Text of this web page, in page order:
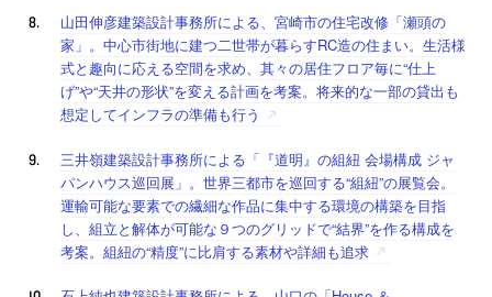
山田伸彦建築設計事務所による、宮崎市の住宅改修「瀬頭の
家」。中心市街地に建つ二世帯が暮らすRC造の住まい。生活様
式と趣向に応える空間を求め、其々の居住フロア毎に“仕上
げ”や“天井の形状”を変える計画を考案。将来的な一部の貸出も
想定してインフラの準備も行う
三井嶺建築設計事務所による「『道明』の組紐 会場構成 ジャ
パンハウス巡回展」。世界三都市を巡回する“組紐”の展覧会。
運輸可能な要素での繊細な作品に集中する環境の構築を目指
し、組立と解体が可能な９つのグリッドで“結界”を作る構成を
考案。組紐の“精度”に比肩する素材や詳細も追求